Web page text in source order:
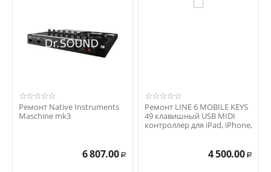
Ремонт Native Instruments
Maschine mk3
6 807.00 Р
Ремонт LINE 6 MOBILE KEYS
49 клавишный USB MIDI
контроллер для iPad, iPhone,
4 500.00 Р